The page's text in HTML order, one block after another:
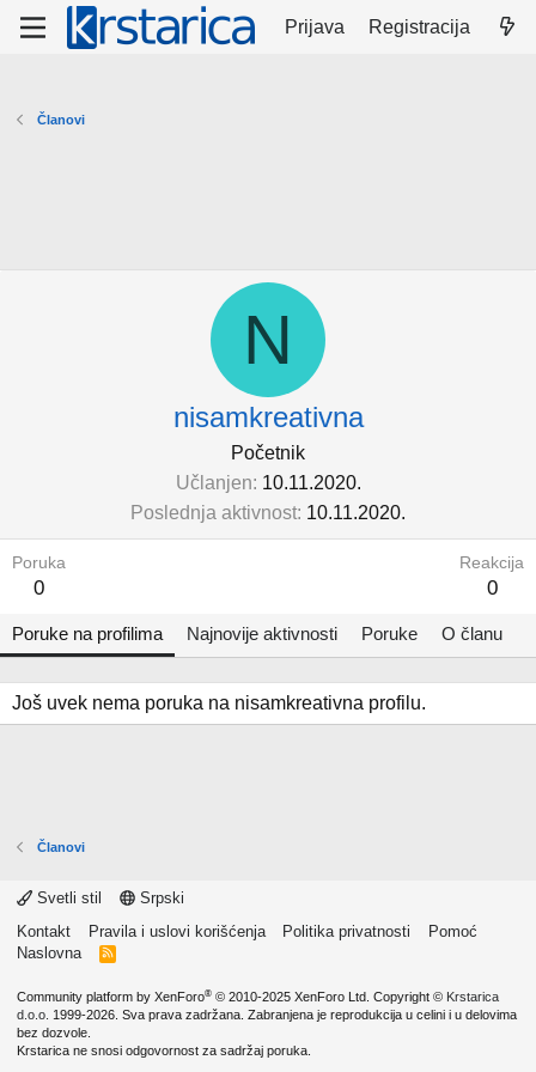
Prijava Registracija
Članovi
N
nisamkreativna
Početnik
Učlanjen 10.11.2020.
Poslednja aktivnost 10.11.2020.
Poruka
0
Reakcija
0
Poruke na profilima Najnovije aktivnosti Poruke O članu
Još uvek nema poruka na nisamkreativna profilu.
Članovi
Svetli stil
Srpski
Kontakt
Pravila i uslovi korišćenja Politika privatnosti
Pomoć
Naslovna
R
Community platform by XenForo® © 2010-2025 XenForo Ltd. Copyright © Krstarica
d.o.o. 1999-2026. Sva prava zadržana. Zabranjena je reprodukcija u celini i u delovima
bez dozvole.
Krstarica ne snosi odgovornost za sadržaj poruka.